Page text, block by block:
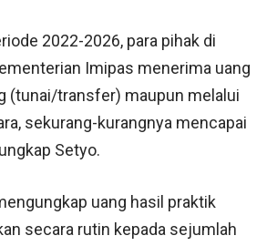
2022-2026, para pihak di
Imipas menerima uang
(tunai/transfer) maupun melalui
sekurang-kurangnya mencapai
Setyo.
uang hasil praktik
secara rutin kepada sejumlah